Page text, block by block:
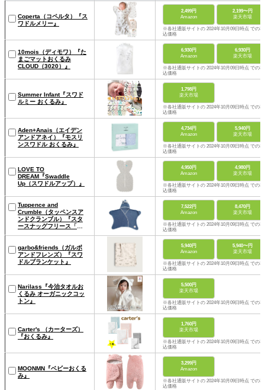
Coperta（コペルタ）『ス
ワドルメリー』
2,499円
Amazon
2,199〜円
楽天市場
※各社通販サイトの 2024年10月09日時点 での税
込価格
10mois（ディモワ）『た
まごマットおくるみ
CLOUD（3020）』
6,930円
Amazon
6,930円
楽天市場
※各社通販サイトの 2024年10月09日時点 での税
込価格
Summer Infant『スワド
ルミー おくるみ』
1,798円
楽天市場
※各社通販サイトの 2024年10月09日時点 での税
込価格
Aden+Anais（エイデン
アンドアネイ）『モスリ
ンスワドル おくるみ』
4,734円
Amazon
5,940円
楽天市場
※各社通販サイトの 2024年10月09日時点 での税
込価格
LOVE TO
DREAM『Swaddle
Up（スワドルアップ）』
4,950円
Amazon
4,980円
楽天市場
※各社通販サイトの 2024年10月09日時点 での税
込価格
Tuppence and
Crumble（タッペンスア
ンドクランブル）『スタ
ースナッグフリース「ブ
7,522円
Amazon
8,470円
楽天市場
※各社通販サイトの 2024年10月09日時点 での税
込価格
garbo&friends（ガルボ
アンドフレンズ）『スワ
ドルブランケット』
5,940円
Amazon
5,940〜円
楽天市場
※各社通販サイトの 2024年10月09日時点 での税
込価格
Narilass『今治タオルお
くるみ オーガニックコッ
トン』
5,500円
楽天市場
※各社通販サイトの 2024年10月09日時点 での税
込価格
Carter's （カーターズ）
『おくるみ』
1,760円
楽天市場
※各社通販サイトの 2024年10月09日時点 での税
込価格
MOONMN『ベビーおくる
み』
3,299円
Amazon
※各社通販サイトの 2024年10月09日時点 での税
込価格